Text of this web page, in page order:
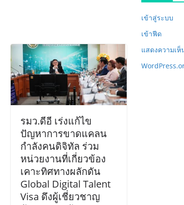
รมว.ดีอี เร่งแก้ไข
ปัญหาการขาดแคลน
กำลังคนดิจิทัล ร่วม
หน่วยงานที่เกี่ยวข้อง
เคาะทิศทางผลักดัน
Global Digital Talent
Visa ดึงผู้เชี่ยวชาญ
เข้าสู่ระบบ
เข้าฟีด
แสดงความเ